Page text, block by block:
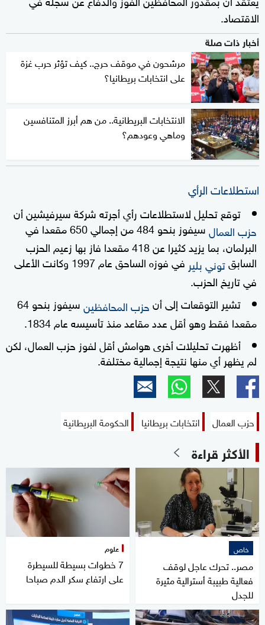
الاقتصاد.
أخبار ذات صلة
مرشحون في موقف حرج.. كيف تؤثر حرب غزة
على انتخابات بريطانيا؟
الانتخابات البريطانية.. من هم أبرز المتنافسين
وماهي وعودهم؟
استطلاعات الرأي
توقع تحليل لاستطلاعات رأي أجرته شركة سيرفيشين أن
حزب العمال
سيفوز بنحو 484 من إجمالي 650 مقعدا في
البرلمان، بما يزيد كثيرا عن 418 مقعدا فاز بها زعيم الحزب
السابقتوني بلير
في فوزه الساحق عام 1997 وكانت الأعلى
في تاريخ الحزب.
تشير التوقعات إلى أنحزب المحافظين
سيفوز بنحو 64
مقعدا فقط وهو أقل عدد مقاعد منذ تأسيسه عام 1834.
أظهرت تحليلات أخرى هوامش أقل لفوز حزب العمال، لكن
لم يظهر أي منها نتيجة إجمالية مختلفة.
حزب العمال انتخابات بريطانيا الحكومة البريطانية
الأكثر قراءة
خاص
مصر.. تحرك عاجل لوقف
فعالية طبيبة أسترالية مثيرة
للجدل
علوم
7 خطوات بسيطة للسيطرة
على ارتفاع سكر الدم صباحا